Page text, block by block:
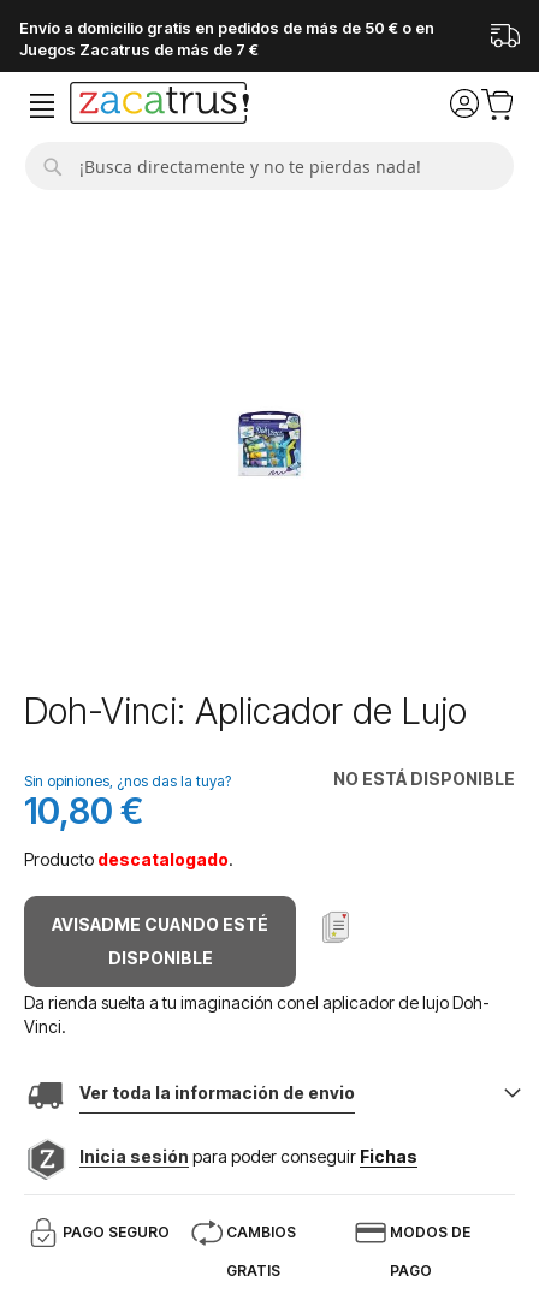
Envío a domicilio gratis en pedidos de más de 50 € o en
Juegos Zacatrus de más de 7 €
Saltar
al
de
la
galería
imágenes
Doh-Vinci: Aplicador de Lujo
NO ESTÁ DISPONIBLE
Sin opiniones, ¿nos das la tuya?
10,80 €
Producto descatalogado.
AVISADME CUANDO ESTÉ
DISPONIBLE
Da rienda suelta a tu imaginación conel aplicador de lujo Doh-
Vinci.
Ver toda la información de envio
Inicia sesión para poder conseguir Fichas
PAGO SEGURO CAMBIOS
GRATIS
MODOS DE
PAGO